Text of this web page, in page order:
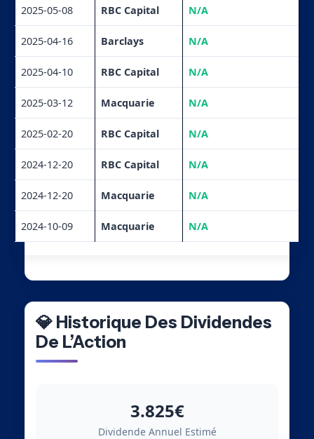
2025-05-08 RBC Capital N/A
2025-04-16 Barclays N/A
2025-04-10 RBC Capital N/A
2025-03-12 Macquarie N/A
2025-02-20 RBC Capital N/A
2024-12-20 RBC Capital N/A
2024-12-20 Macquarie N/A
2024-10-09 Macquarie N/A
💎 Historique Des Dividendes
De L’Action
3.825€
Dividende Annuel Estimé